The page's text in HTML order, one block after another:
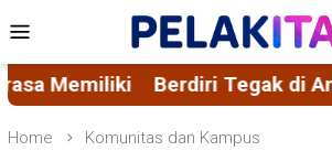
to
content
Menu
di Antara Visi Misi FORMAS
Home Komunitas dan Kampus